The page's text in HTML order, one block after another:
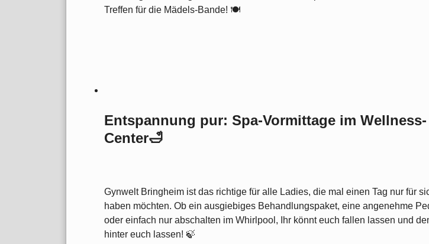
Treffen für die Mädels-Bande! 🍽️
Entspannung pur: Spa-Vormittage im Wellness-
Center🛁
Gynwelt Bringheim ist das richtige für alle Ladies, die mal einen Tag nur für
haben möchten. Ob ein ausgiebiges Behandlungspaket, eine angenehme
oder einfach nur abschalten im Whirlpool, Ihr könnt euch fallen lassen und
hinter euch lassen! 🍃